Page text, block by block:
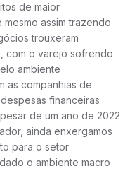
de maior
assim trazendo
trouxeram
com o varejo sofrendo
ambiente
as companhias de
financeiras
de um ano de 2022
ainda enxergamos
para o setor
o ambiente macro